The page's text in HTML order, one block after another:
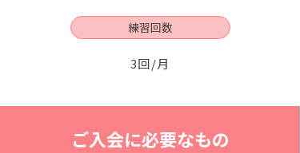
練習回数
3回/月
ご入会に必要なもの